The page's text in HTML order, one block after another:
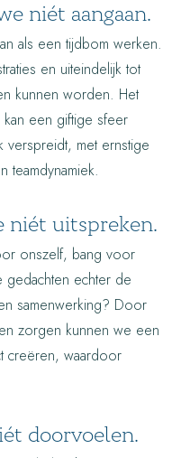
niét aangaan.
als een tijdbom werken.
en uiteindelijk tot
kunnen worden. Het
kan een giftige sfeer
met ernstige
teamdynamiek.
niét uitspreken.
onszelf, bang voor
echter de
samenwerking? Door
zorgen kunnen we een
creëren, waardoor
doorvoelen.